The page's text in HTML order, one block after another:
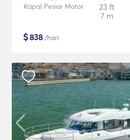
Kapal Pesiar Motor
23 ft
7 m
$838 /hari